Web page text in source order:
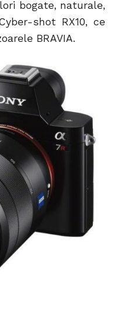
bogate, naturale,
shot RX10, ce
BRAVIA.